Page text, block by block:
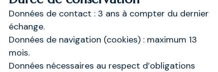
Données de contact : 3 ans à compter du dernier
échange.
Données de navigation (cookies) : maximum 13
mois.
Données nécessaires au respect d’obligations